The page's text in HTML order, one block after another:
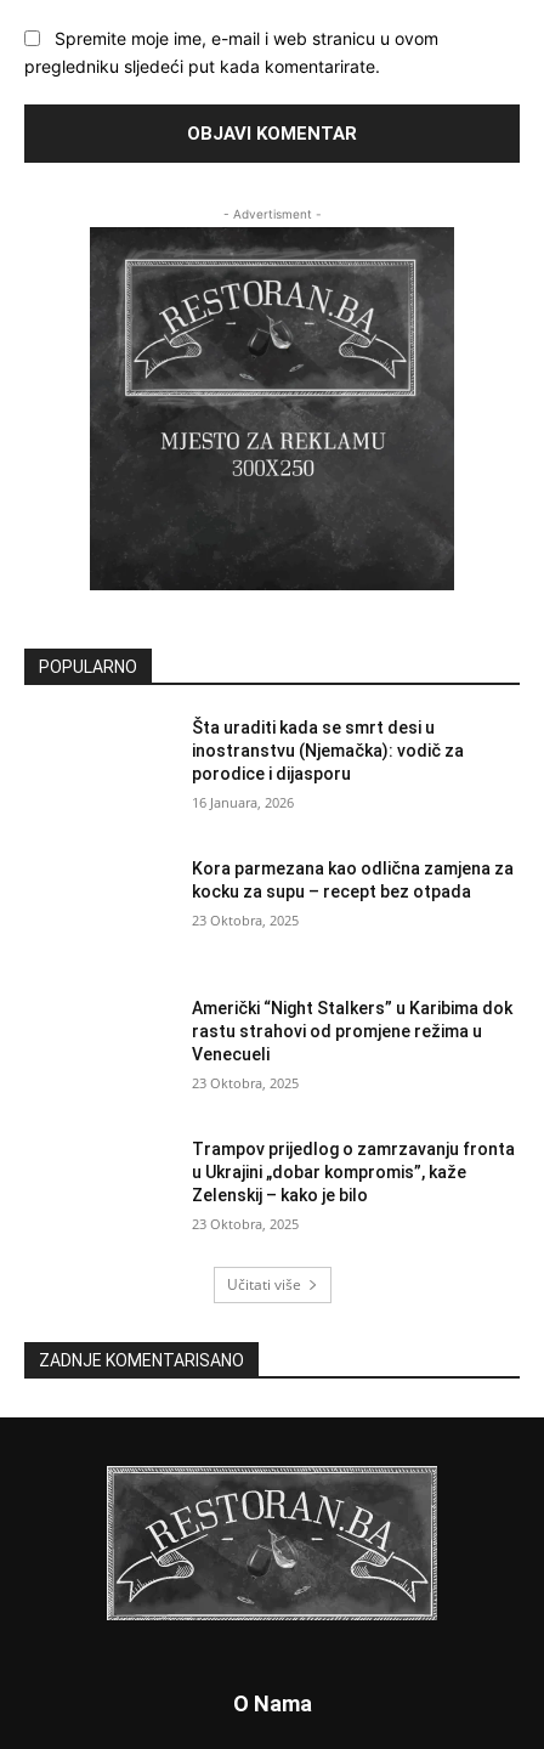
Spremite moje ime, e-mail i web stranicu u ovom
pregledniku sljedeći put kada komentarirate.
- Advertisment -
POPULARNO
Šta uraditi kada se smrt desi u
inostranstvu (Njemačka): vodič za
porodice i dijasporu
16 Januara, 2026
Kora parmezana kao odlična zamjena za
kocku za supu – recept bez otpada
23 Oktobra, 2025
Američki “Night Stalkers” u Karibima dok
rastu strahovi od promjene režima u
Venecueli
23 Oktobra, 2025
Trampov prijedlog o zamrzavanju fronta
u Ukrajini „dobar kompromis”, kaže
Zelenskij – kako je bilo
23 Oktobra, 2025
Učitati više
ZADNJE KOMENTARISANO
O Nama